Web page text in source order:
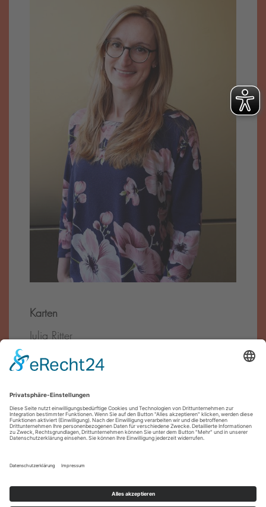
Karten
Julia Ritter
E-Mail:reservierung@theater-pfuetze.de
Datenschutz